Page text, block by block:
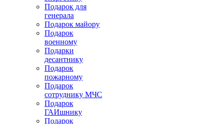
Подарок для
генерала
Подарок майору
Подарок
военному
Подарки
десантнику
Подарок
пожарному
Подарок
сотруднику МЧС
Подарок
ГАИшнику
Подарок